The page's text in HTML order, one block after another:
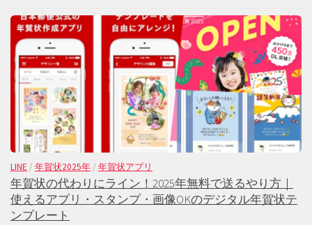
LINE / 年賀状2025年 / 年賀状アプリ
年賀状の代わりにライン！2025年無料で送るやり方｜
使えるアプリ・スタンプ・画像OKのデジタル年賀状テ
ンプレート